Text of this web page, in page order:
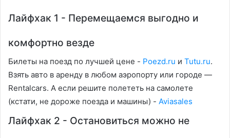
Лайфхак 1 - Перемещаемся выгодно и
комфортно везде
Билеты на поезд по лучшей цене - Poezd.ru и Tutu.ru.
Взять авто в аренду в любом аэропорту или городе —
Rentalcars. А если решите полететь на самолете
(кстати, не дороже поезда и машины) - Aviasales
Лайфхак 2 - Остановиться можно не